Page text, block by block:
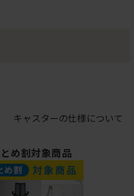
キャスターの仕様について
め割対象商品